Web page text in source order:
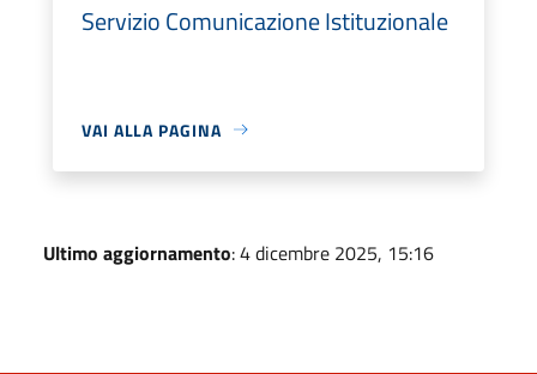
Servizio Comunicazione Istituzionale
VAI ALLA PAGINA
Ultimo aggiornamento: 4 dicembre 2025, 15:16